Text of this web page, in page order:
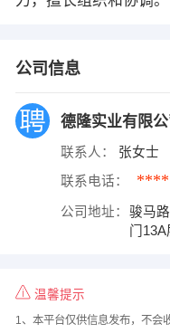
公司信息
德隆实业有限公
联系人： 张女士
联系电话： ****
公司地址：
骏马
门13A
温馨提示
1、本平台仅供信息发布，不会